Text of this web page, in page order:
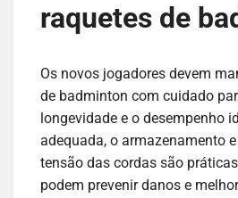
raquetes de
Os novos jogadores devem
de badminton com cuidado
longevidade e o desempenho
adequada, o armazenamento
tensão das cordas são
podem prevenir danos e